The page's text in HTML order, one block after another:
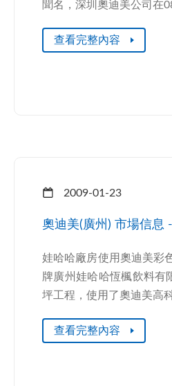
聞名，深圳奧迪美公司在
查看完整內容
2009-01-23
奧迪美(廣州) 市場信息
娃哈哈廠房使用奧迪美彩
牌廣州娃哈哈恆楓飲料有
坪工程，使用了奧迪美高
查看完整內容